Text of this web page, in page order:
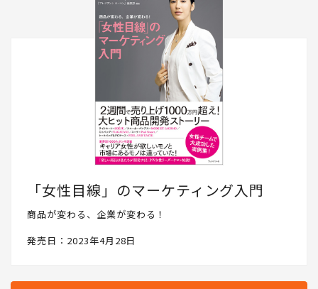
「女性目線」のマーケティング入門
商品が変わる、企業が変わる！
発売日：2023年4月28日